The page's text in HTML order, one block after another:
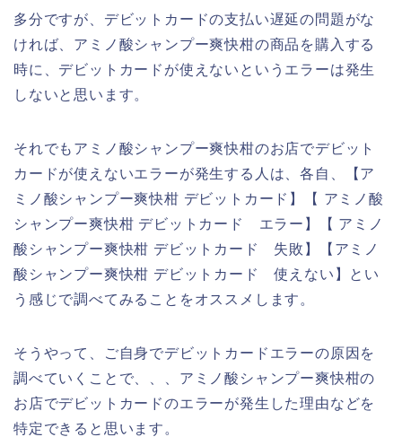
多分ですが、デビットカードの支払い遅延の問題がな
ければ、アミノ酸シャンプー爽快柑の商品を購入する
時に、デビットカードが使えないというエラーは発生
しないと思います。
それでもアミノ酸シャンプー爽快柑のお店でデビット
カードが使えないエラーが発生する人は、各自、【ア
ミノ酸シャンプー爽快柑 デビットカード】【 アミノ酸
シャンプー爽快柑 デビットカード エラー】【 アミノ
酸シャンプー爽快柑 デビットカード 失敗】【アミノ
酸シャンプー爽快柑 デビットカード 使えない】とい
う感じで調べてみることをオススメします。
そうやって、ご自身でデビットカードエラーの原因を
調べていくことで、、、アミノ酸シャンプー爽快柑の
お店でデビットカードのエラーが発生した理由などを
特定できると思います。